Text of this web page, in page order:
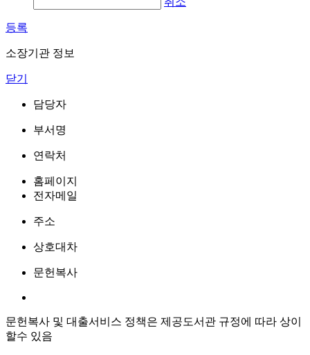
등록
소장기관 정보
닫기
담당자
부서명
연락처
홈페이지
전자메일
주소
상호대차
문헌복사
문헌복사 및 대출서비스 정책은 제공도서관 규정에 따라 상이
할수 있음